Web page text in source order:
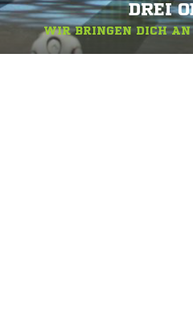
DREI
WIR BRINGEN DICH